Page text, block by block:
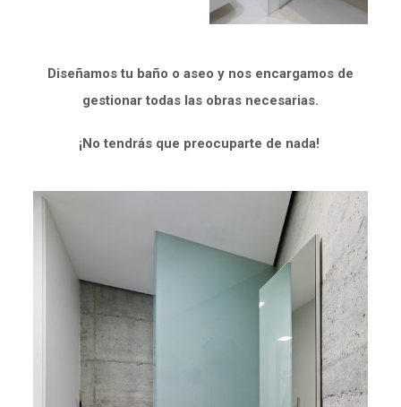
Diseñamos tu baño o aseo y nos encargamos de
gestionar todas las obras necesarias.
¡No tendrás que preocuparte de nada!